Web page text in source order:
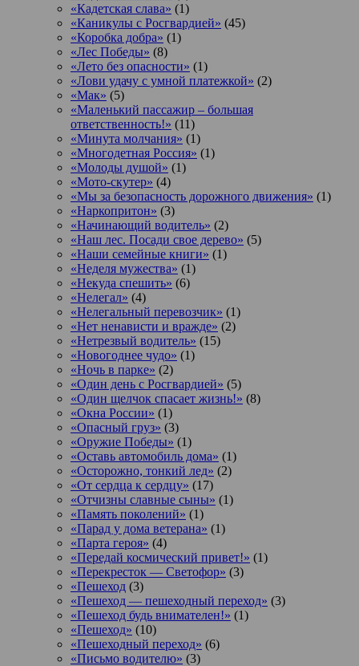
«Кадетская слава» (1)
«Каникулы с Росгвардией» (45)
«Коробка добра» (1)
«Лес Победы» (8)
«Лето без опасности» (1)
«Лови удачу с умной платежкой» (2)
«Мак» (5)
«Маленький пассажир – большая
ответственность!» (11)
«Минута молчания» (1)
«Многодетная Россия» (1)
«Молоды душой» (1)
«Мото-скутер» (4)
«Мы за безопасность дорожного движения» (1)
«Наркопритон» (3)
«Начинающий водитель» (2)
«Наш лес. Посади свое дерево» (5)
«Наши семейные книги» (1)
«Неделя мужества» (1)
«Некуда спешить» (6)
«Нелегал» (4)
«Нелегальный перевозчик» (1)
«Нет ненависти и вражде» (2)
«Нетрезвый водитель» (15)
«Новогоднее чудо» (1)
«Ночь в парке» (2)
«Один день с Росгвардией» (5)
«Один щелчок спасает жизнь!» (8)
«Окна России» (1)
«Опасный груз» (3)
«Оружие Победы» (1)
«Оставь автомобиль дома» (1)
«Осторожно, тонкий лед» (2)
«От сердца к сердцу» (17)
«Отчизны славные сыны» (1)
«Память поколений» (1)
«Парад у дома ветерана» (1)
«Парта героя» (4)
«Передай космический привет!» (1)
«Перекресток — Светофор» (3)
«Пешеход (3)
«Пешеход — пешеходный переход» (3)
«Пешеход будь внимателен!» (1)
«Пешеход» (10)
«Пешеходный переход» (6)
«Письмо водителю» (3)